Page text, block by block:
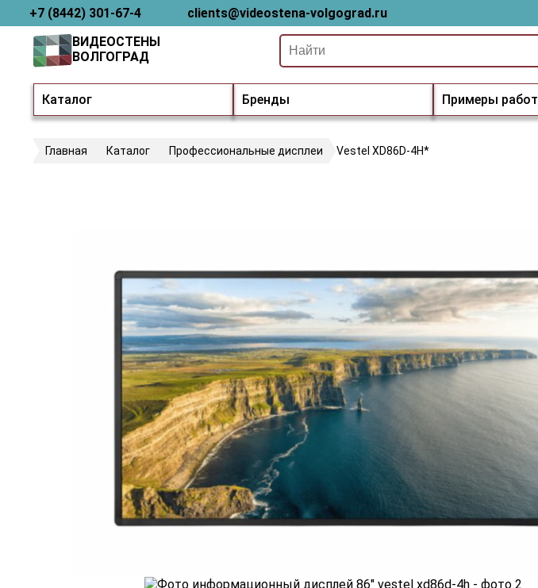
+7 (8442) 301-67-4 clients@videostena-volgograd.ru
Каталог Бренды Примеры работ
ВИДЕОСТЕНЫ
ВОЛГОГРАД
Главная Каталог Профессиональные дисплеи Vestel XD86D-4H*